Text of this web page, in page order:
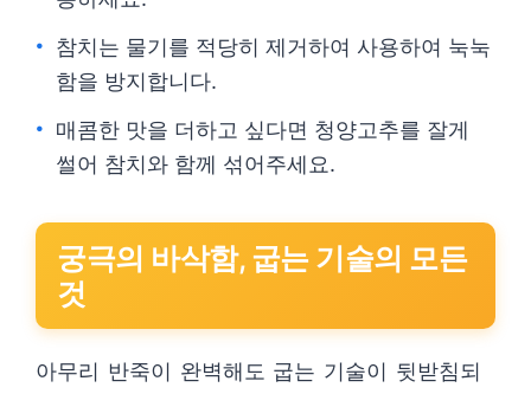
참치는 물기를 적당히 제거하여 사용하여 눅눅
함을 방지합니다.
매콤한 맛을 더하고 싶다면 청양고추를 잘게
썰어 참치와 함께 섞어주세요.
궁극의 바삭함, 굽는 기술의 모든
것
아무리 반죽이 완벽해도 굽는 기술이 뒷받침되